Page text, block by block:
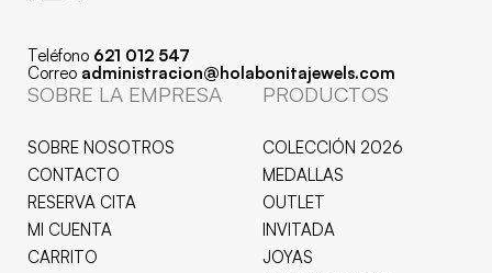
Teléfono 621 012 547
Correo administracion@holabonitajewels.com
SOBRE LA EMPRESA
SOBRE NOSOTROS
CONTACTO
RESERVA CITA
MI CUENTA
CARRITO
PRODUCTOS
COLECCIÓN 2026
MEDALLAS
OUTLET
INVITADA
JOYAS